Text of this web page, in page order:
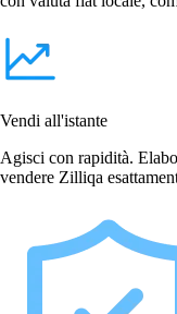
Vendi all'istante
Agisci con rapidità.
vendere Zilliqa